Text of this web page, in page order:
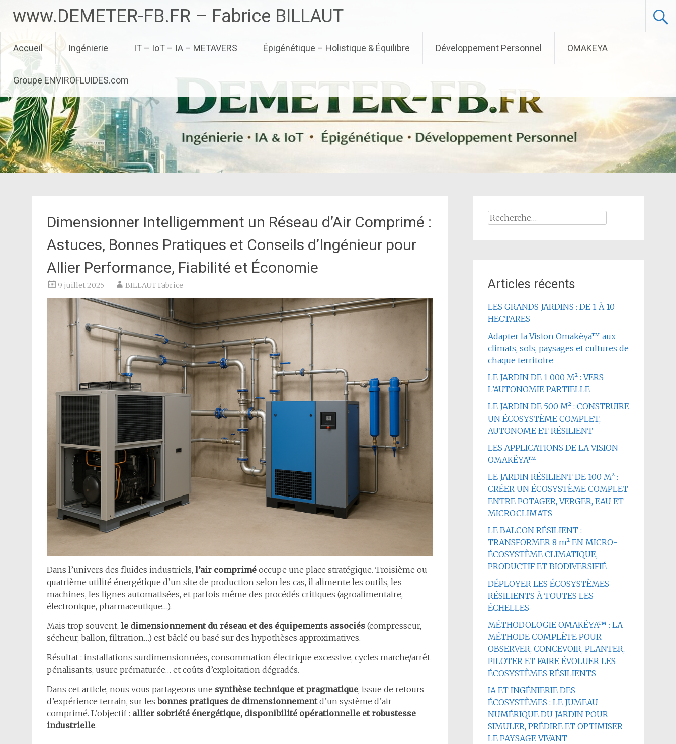
contenu
www.DEMETER-FB.FR – Fabrice BILLAUT
Accueil Ingénierie IT – IoT – IA – METAVERS Épigénétique – Holistique & Équilibre Développement Personnel OMAKEYA
Groupe ENVIROFLUIDES.com
Dimensionner Intelligemment un Réseau d’Air Comprimé :
Astuces, Bonnes Pratiques et Conseils d’Ingénieur pour
Allier Performance, Fiabilité et Économie
9 juillet 2025 BILLAUT Fabrice
Dans l’univers des fluides industriels, l’air comprimé occupe une place stratégique. Troisième ou
quatrième utilité énergétique d’un site de production selon les cas, il alimente les outils, les
machines, les lignes automatisées, et parfois même des procédés critiques (agroalimentaire,
électronique, pharmaceutique…).
Mais trop souvent, le dimensionnement du réseau et des équipements associés (compresseur,
sécheur, ballon, filtration…) est bâclé ou basé sur des hypothèses approximatives.
Résultat : installations surdimensionnées, consommation électrique excessive, cycles marche/arrêt
pénalisants, usure prématurée… et coûts d’exploitation dégradés.
Dans cet article, nous vous partageons une synthèse technique et pragmatique, issue de retours
d’expérience terrain, sur lesbonnes pratiques de dimensionnementd’un système d’air
comprimé. L’objectif : allier sobriété énergétique, disponibilité opérationnelle et robustesse
industrielle.
Rechercher :
Articles récents
LES GRANDS JARDINS : DE 1 À 10
HECTARES
Adapter la Vision Omakëya™ aux
climats, sols, paysages et cultures de
chaque territoire
LE JARDIN DE 1 000 M² : VERS
L’AUTONOMIE PARTIELLE
LE JARDIN DE 500 M² : CONSTRUIRE
UN ÉCOSYSTÈME COMPLET,
AUTONOME ET RÉSILIENT
LES APPLICATIONS DE LA VISION
OMAKËYA™
LE JARDIN RÉSILIENT DE 100 M² :
CRÉER UN ÉCOSYSTÈME COMPLET
ENTRE POTAGER, VERGER, EAU ET
MICROCLIMATS
LE BALCON RÉSILIENT :
TRANSFORMER 8 m² EN MICRO-
ÉCOSYSTÈME CLIMATIQUE,
PRODUCTIF ET BIODIVERSIFIÉ
DÉPLOYER LES ÉCOSYSTÈMES
RÉSILIENTS À TOUTES LES
ÉCHELLES
MÉTHODOLOGIE OMAKËYA™ : LA
MÉTHODE COMPLÈTE POUR
OBSERVER, CONCEVOIR, PLANTER,
PILOTER ET FAIRE ÉVOLUER LES
ÉCOSYSTÈMES RÉSILIENTS
IA ET INGÉNIERIE DES
ÉCOSYSTÈMES : LE JUMEAU
NUMÉRIQUE DU JARDIN POUR
SIMULER, PRÉDIRE ET OPTIMISER
LE PAYSAGE VIVANT